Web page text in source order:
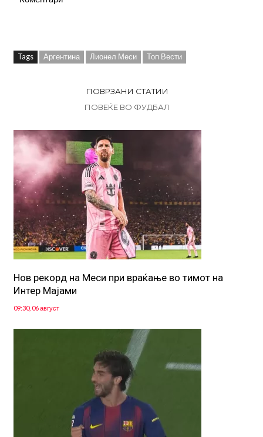
Tags Аргентина Лионел Меси Топ Вести
ПОВРЗАНИ СТАТИИ
ПОВЕЌЕ ВО ФУДБАЛ
Нов рекорд на Меси при враќање во тимот на
Интер Мајами
09:30, 06 август